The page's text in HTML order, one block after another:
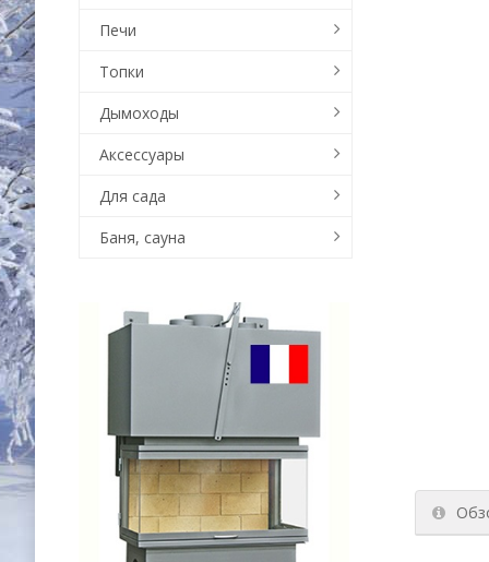
Печи
Топки
Дымоходы
Аксессуары
Для сада
Баня, сауна